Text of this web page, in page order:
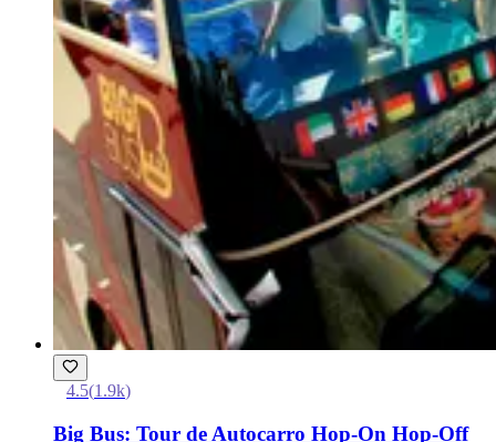
4.5(1.9k)
Big Bus: Tour de Autocarro Hop-On Hop-Off